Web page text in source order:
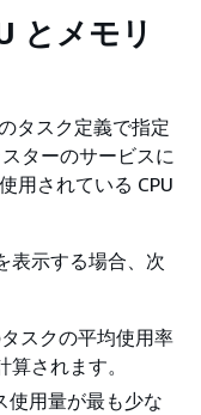
とメモリ
タスク定義で指定
ターのサービスに
用されている CPU
表示する場合、次
スクの平均使用率
されます。
使用量が最も少な